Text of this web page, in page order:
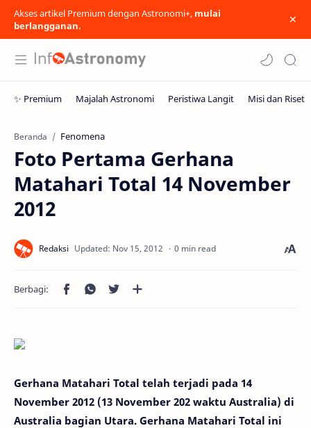
Akses artikel Premium dengan Astronomi+, mulai
berlangganan.
Beranda Fenomena
Foto Pertama Gerhana
Matahari Total 14 November
2012
0 min read
Gerhana Matahari Total telah terjadi pada 14
November 2012 (13 November 202 waktu Australia) di
Australia bagian Utara. Gerhana Matahari Total ini